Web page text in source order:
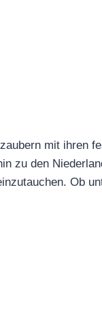
mit ihren
zu den
Ob